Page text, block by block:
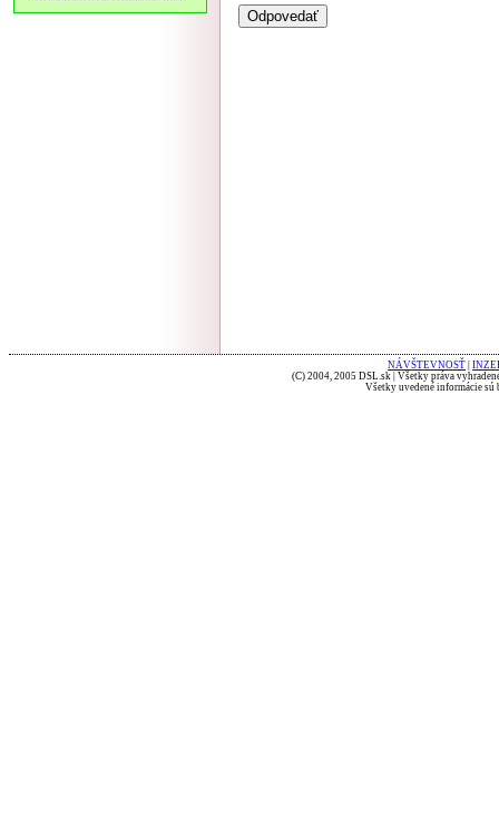
NÁVŠTEVNOSŤ
(C) 2004, 2005 DSL.sk | Všetky práva
Všetky uvedené informácie sú